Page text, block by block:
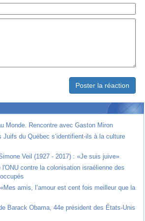
Monde. Rencontre avec Gaston Miron
Juifs du Québec s’identifient-ils à la culture
Veil (1927 - 2017) : «Je suis juive»
l'ONU contre la colonisation israélienne des
amis, l’amour est cent fois meilleur que la
Barack Obama, 44e président des États-Unis